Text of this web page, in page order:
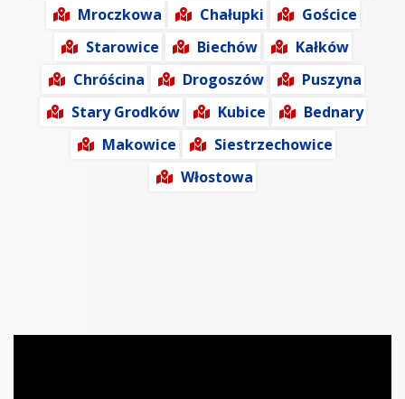
Mroczkowa
Chałupki
Gościce
Starowice
Biechów
Kałków
Chróścina
Drogoszów
Puszyna
Stary Grodków
Kubice
Bednary
Makowice
Siestrzechowice
Włostowa